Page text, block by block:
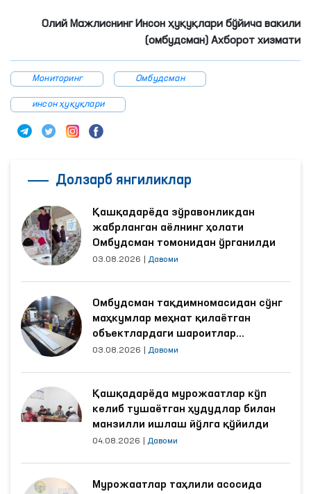
Олий Мажлиснинг Инсон ҳуқуқлари бўйича вакили
(омбудсман) Ахборот хизмати
Мониторинг Омбудсман
инсон ҳуқуқлари
Долзарб янгиликлар
Қашқадарёда зўравонликдан
жабрланган аёлнинг ҳолати
Омбудсман томонидан ўрганилди
03.08.2026 Давоми
Омбудсман тақдимномасидан сўнг
маҳкумлар меҳнат қилаётган
объектлардаги шароитлар
яхшиланди
03.08.2026 Давоми
Қашқадарёда мурожаатлар кўп
келиб тушаётган ҳудудлар билан
манзилли ишлаш йўлга қўйилди
04.08.2026 Давоми
Мурожаатлар таҳлили асосида